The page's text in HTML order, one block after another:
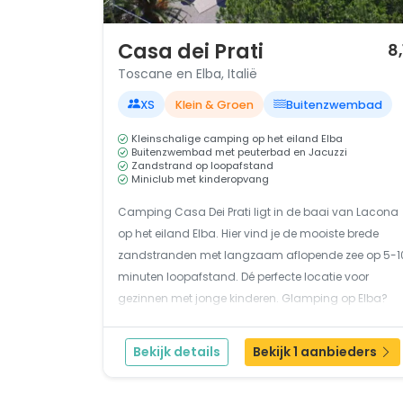
Casa dei Prati
Toscane en Elba, Italië
XS Klein & Groen Buitenzwembad
Kleinschalige camping op het eiland Elba
Buitenzwembad met peuterbad en Jacuzzi
Zandstrand op loopafstand
Miniclub met kinderopvang
Camping Casa Dei Prati ligt in de baai van Lacona
op het eiland Elba. Hier vind je de mooiste brede
zandstranden met langzaam aflopende zee op 5-
minuten loopafstand. Dé perfecte locatie voor
gezinnen met jonge kinderen. Glamping op Elba?
gelegen en omringd door een mediterraanse
begroeiin...
Bekijk details Bekijk 1 aanbieders